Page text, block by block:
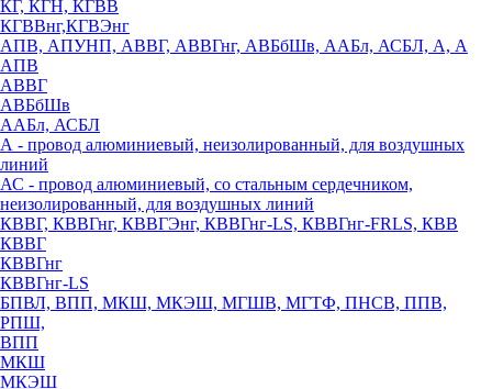
КГ, КГН, КГВВ
КГВВнг,КГВЭнг
АПВ, АПУНП, АВВГ, АВВГнг, АВБбШв, ААБл, АСБЛ, А, А
АПВ
АВВГ
АВБбШв
ААБл, АСБЛ
А - провод алюминиевый, неизолированный, для воздушных
линий
АС - провод алюминиевый, со стальным сердечником,
неизолированный, для воздушных линий
КВВГ, КВВГнг, КВВГЭнг, КВВГнг-LS, КВВГнг-FRLS, КВВ
КВВГ
КВВГнг
КВВГнг-LS
БПВЛ, ВПП, МКШ, МКЭШ, МГШВ, МГТФ, ПНСВ, ППВ,
РПШ,
ВПП
МКШ
МКЭШ